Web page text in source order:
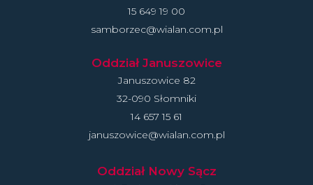
15 649 19 00
samborzec@wialan.com.pl
Oddział Januszowice
Januszowice 82
32-090 Słomniki
14 657 15 61
januszowice@wialan.com.pl
Oddział Nowy Sącz